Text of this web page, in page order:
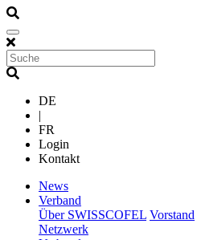
DE
|
FR
Login
Kontakt
News(current)
Verband
Über SWISSCOFEL Vorstand
Netzwerk